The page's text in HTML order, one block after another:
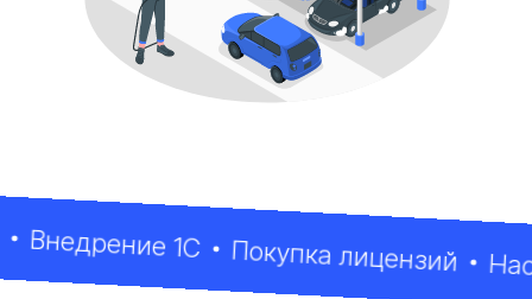
1С Покупка лицензий